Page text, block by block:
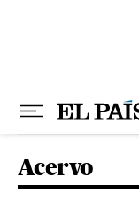
Acervo